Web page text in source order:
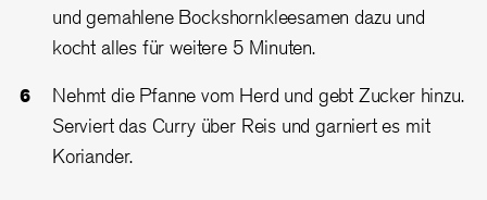
und gemahlene Bockshornkleesamen dazu und
kocht alles für weitere 5 Minuten.
Nehmt die Pfanne vom Herd und gebt Zucker hinzu.
Serviert das Curry über Reis und garniert es mit
Koriander.